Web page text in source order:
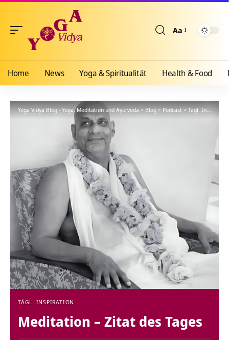
Aa
Home News Yoga & Spiritualität Health & Food
Yoga Vidya Blog - Yoga, Meditation und Ayurveda>Blog>Podcast>Tägl. Inspiration
TÄGL. INSPIRATION
Meditation – Zitat des Tages